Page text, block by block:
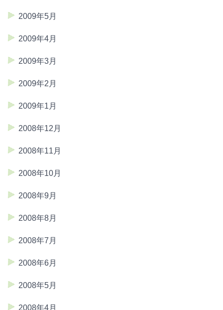
2009年5月
2009年4月
2009年3月
2009年2月
2009年1月
2008年12月
2008年11月
2008年10月
2008年9月
2008年8月
2008年7月
2008年6月
2008年5月
2008年4月